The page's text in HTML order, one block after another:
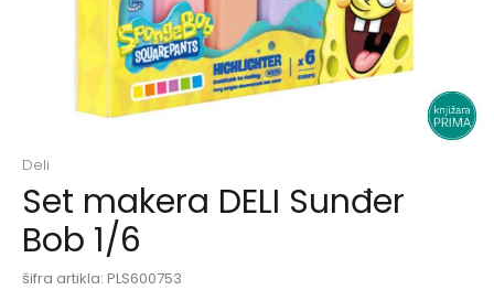
Deli
Set makera DELI Sunđer
Bob 1/6
šifra artikla: PLS600753